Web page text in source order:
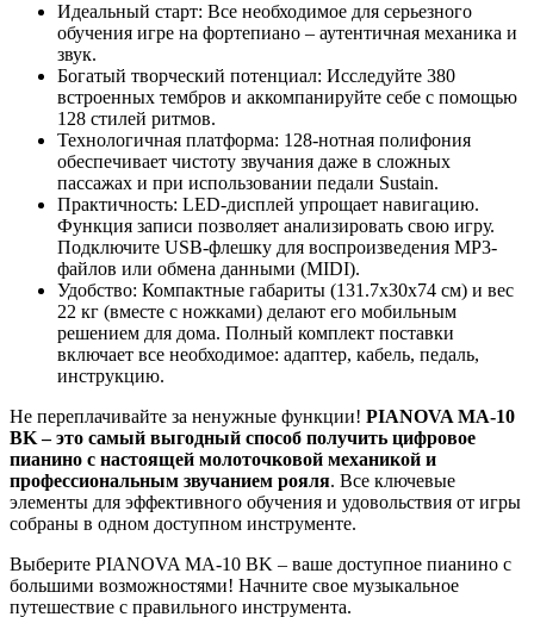
Идеальный старт: Все необходимое для серьезного
обучения игре на фортепиано – аутентичная механика и
звук.
Богатый творческий потенциал: Исследуйте 380
встроенных тембров и аккомпанируйте себе с помощью
128 стилей ритмов.
Технологичная платформа: 128-нотная полифония
обеспечивает чистоту звучания даже в сложных
пассажах и при использовании педали Sustain.
Практичность: LED-дисплей упрощает навигацию.
Функция записи позволяет анализировать свою игру.
Подключите USB-флешку для воспроизведения MP3-
файлов или обмена данными (MIDI).
Удобство: Компактные габариты (131.7x30x74 см) и вес
22 кг (вместе с ножками) делают его мобильным
решением для дома. Полный комплект поставки
включает все необходимое: адаптер, кабель, педаль,
инструкцию.
Не переплачивайте за ненужные функции! PIANOVA MA-10
BK – это самый выгодный способ получить цифровое
пианино с настоящей молоточковой механикой и
профессиональным звучанием рояля. Все ключевые
элементы для эффективного обучения и удовольствия от игры
собраны в одном доступном инструменте.
Выберите PIANOVA MA-10 BK – ваше доступное пианино с
большими возможностями! Начните свое музыкальное
путешествие с правильного инструмента.